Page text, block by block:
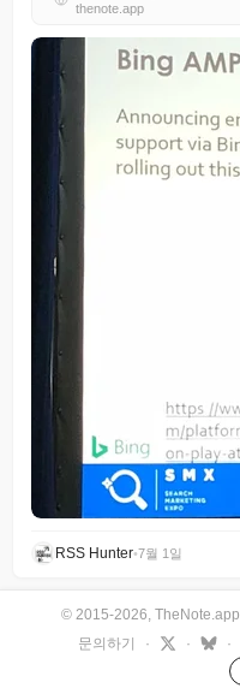
thenote.app
RSS Hunter•7월 1일
© 2015-2026, TheNote.app
문의하기
· · ·